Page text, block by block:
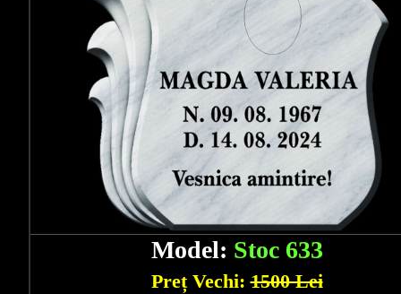
Model: Stoc 633
Preț Vechi:1500 Lei